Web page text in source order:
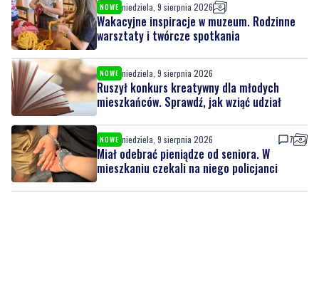
NOWE niedziela, 9 sierpnia 2026
Wakacyjne inspiracje w muzeum. Rodzinne
warsztaty i twórcze spotkania
NOWE niedziela, 9 sierpnia 2026
Ruszył konkurs kreatywny dla młodych
mieszkańców. Sprawdź, jak wziąć udział
NOWE niedziela, 9 sierpnia 2026 7
Miał odebrać pieniądze od seniora. W
mieszkaniu czekali na niego policjanci